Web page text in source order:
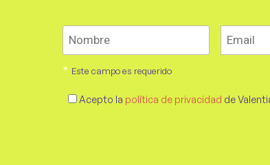
* Este campo es requerido
Acepto la política de privacidad de